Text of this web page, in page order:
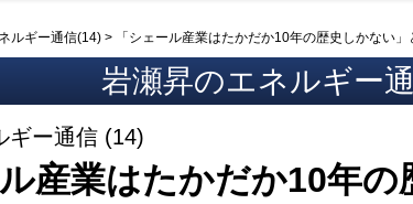
ルギー通信(14) > 「シェール産業はたかだか10年の歴史しかない
岩瀬昇のエネルギー
ギー通信 (14)
ル産業はたかだか10年